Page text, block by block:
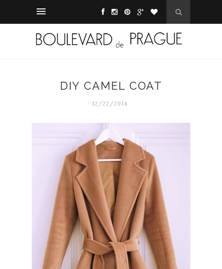
DIY CAMEL COAT
12/22/2014